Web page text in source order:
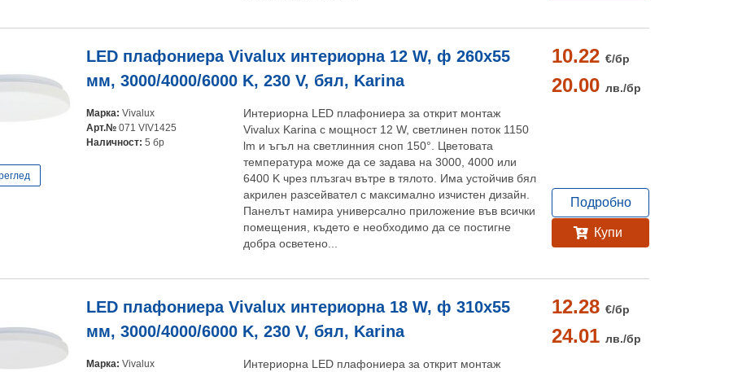
LED плафониера Vivalux интериорна 12 W, ф 260x55
мм, 3000/4000/6000 K, 230 V, бял, Karina
Марка: Vivalux
Арт.№ 071 VIV1425
Наличност: 5 бр
Интериорна LED плафониера за открит монтаж
Vivalux Karina с мощност 12 W, светлинен поток 1150
lm и ъгъл на светлинния сноп 150°. Цветовата
температура може да се задава на 3000, 4000 или
6400 K чрез плъзгач вътре в тялото. Има устойчив бял
акрилен разсейвател с максимално изчистен дизайн.
Панелът намира универсално приложение във всички
помещения, където е необходимо да се постигне
добра осветено...
10.22 €/бр
20.00 лв./бр
Подробно
Купи
LED плафониера Vivalux интериорна 18 W, ф 310x55
мм, 3000/4000/6000 K, 230 V, бял, Karina
Марка: Vivalux
Интериорна LED плафониера за открит монтаж
12.28 €/бр
24.01 лв./бр